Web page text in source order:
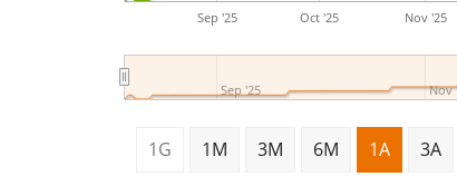
Sep '25 Oct '25 Nov '25
Sep '25 Nov
1G 1M 3M 6M 1A 3A